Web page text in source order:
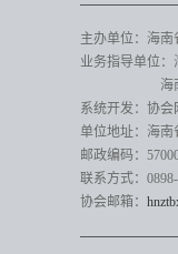
主办单位：海
业务指导单位：
海南省
系统开发：协会
单位地址：海南
邮政编码：
联系方式：
协会邮箱：